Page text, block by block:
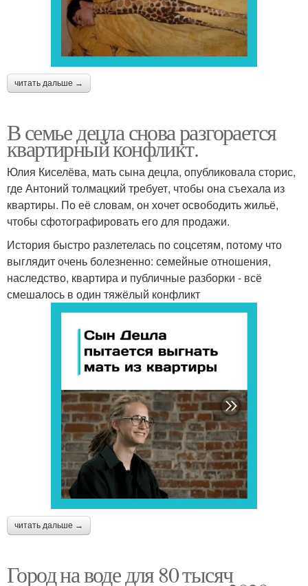
читать дальше →
В семье децла снова разгорается
квартирный конфликт.
Юлия Киселёва, мать сына децла, опубликовала сторис,
где Антоний толмацкий требует, чтобы она съехала из
квартиры. По её словам, он хочет освободить жильё,
чтобы сфотографировать его для продажи.
История быстро разлетелась по соцсетям, потому что
выглядит очень болезненно: семейные отношения,
наследство, квартира и публичные разборки - всё
смешалось в один тяжёлый конфликт
читать дальше →
Город на воде для 80 тысяч